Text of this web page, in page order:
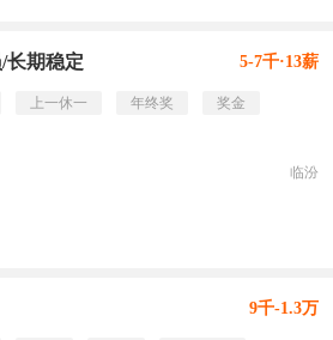
长期稳定 5-7千·13薪
上一休一 年终奖
奖金
临汾
9千-1.3万